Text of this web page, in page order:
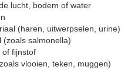
lucht, bodem of water
(haren, uitwerpselen, urine)
(zoals salmonella)
of fijnstof
vlooien, teken, muggen)